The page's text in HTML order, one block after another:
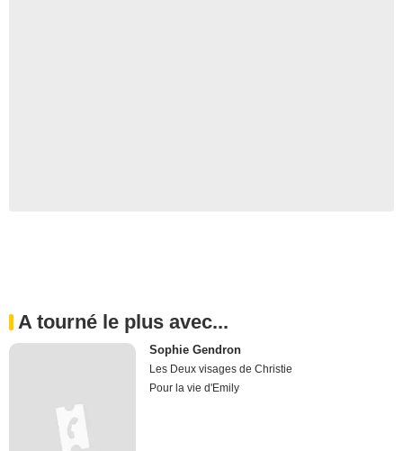
A tourné le plus avec...
Sophie Gendron
Les Deux visages de Christie
Pour la vie d'Emily